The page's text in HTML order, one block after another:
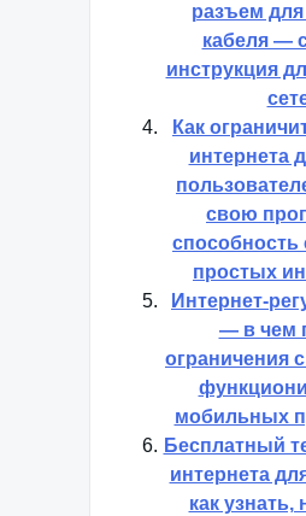
разъем для
кабеля —
инструкция
Как
интернета
свою
простых
Интернет-
— в чем
ограничения
мобильных
Бесплатный
интернета
как узнать,